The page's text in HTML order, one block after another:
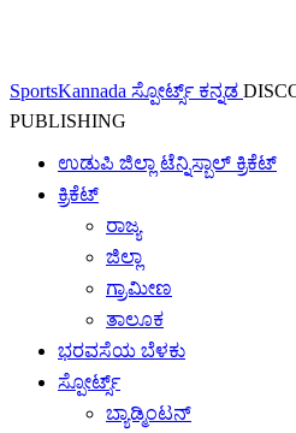
SportsKannada ಸ್ಪೋರ್ಟ್ಸ್ ಕನ್ನಡ
PUBLISHING
ಉಡುಪಿ ಜಿಲ್ಲಾ ಟೆನ್ನಿಸ್ಬಾಲ್ ಕ್ರಿಕೆಟ್
ಕ್ರಿಕೆಟ್
ರಾಜ್ಯ
ಜಿಲ್ಲಾ
ಗ್ರಾಮೀಣ
ತಾಲೂಕ
ಭರವಸೆಯ ಬೆಳಕು
ಸ್ಪೋರ್ಟ್ಸ್
ಬ್ಯಾಡ್ಮಿಂಟನ್